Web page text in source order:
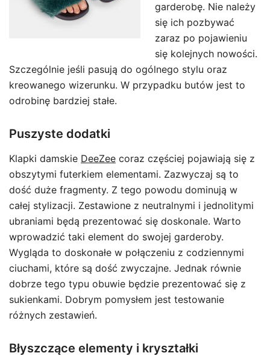
garderobę. Nie należy
się ich pozbywać
zaraz po pojawieniu
się kolejnych nowości.
Szczególnie jeśli pasują do ogólnego stylu oraz
kreowanego wizerunku. W przypadku butów jest to
odrobinę bardziej stałe.
Puszyste dodatki
Klapki damskie DeeZee coraz częściej pojawiają się z
obszytymi futerkiem elementami. Zazwyczaj są to
dość duże fragmenty. Z tego powodu dominują w
całej stylizacji. Zestawione z neutralnymi i jednolitymi
ubraniami będą prezentować się doskonale. Warto
wprowadzić taki element do swojej garderoby.
Wygląda to doskonałe w połączeniu z codziennymi
ciuchami, które są dość zwyczajne. Jednak równie
dobrze tego typu obuwie będzie prezentować się z
sukienkami. Dobrym pomysłem jest testowanie
różnych zestawień.
Błyszczące elementy i kryształki